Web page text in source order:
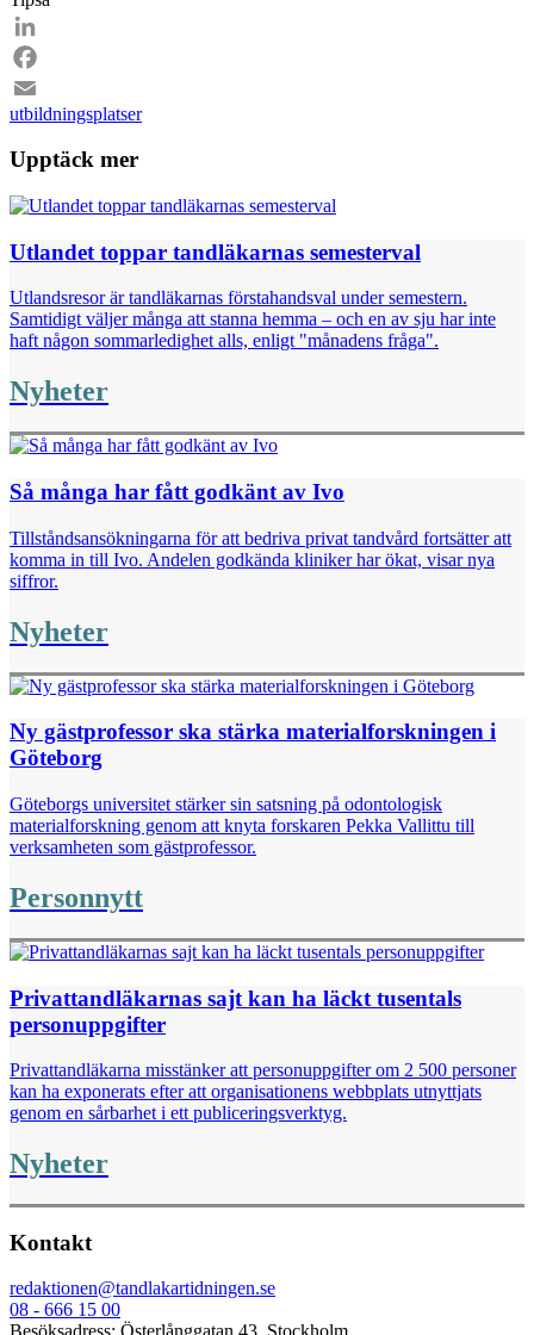
Email
LinkedIn
Facebook
Email
utbildningsplatser
Upptäck mer
Utlandet toppar tandläkarnas semesterval
Utlandsresor är tandläkarnas förstahandsval under semestern.
Samtidigt väljer många att stanna hemma – och en av sju har inte
haft någon sommarledighet alls, enligt "månadens fråga".
Nyheter
Så många har fått godkänt av Ivo
Tillståndsansökningarna för att bedriva privat tandvård fortsätter att
komma in till Ivo. Andelen godkända kliniker har ökat, visar nya
siffror.
Nyheter
Ny gästprofessor ska stärka materialforskningen i
Göteborg
Göteborgs universitet stärker sin satsning på odontologisk
materialforskning genom att knyta forskaren Pekka Vallittu till
verksamheten som gästprofessor.
Personnytt
Privattandläkarnas sajt kan ha läckt tusentals
personuppgifter
Privattandläkarna misstänker att personuppgifter om 2 500 personer
kan ha exponerats efter att organisationens webbplats utnyttjats
genom en sårbarhet i ett publiceringsverktyg.
Nyheter
Kontakt
redaktionen@tandlakartidningen.se
08 - 666 15 00